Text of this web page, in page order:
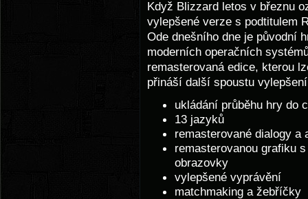
Když Blizzard letos v březnu
vylepšené verze s podtitulem
Ode dnešního dne je původní
moderních operačních
remasterovaná edice, kterou
přináší další spoustu
ukládání průběhu hry do
13 jazyků
remasterované dialogy a
remasterovanou grafiku
obrazovky
vylepšené vyprávění
matchmaking a žebříčky